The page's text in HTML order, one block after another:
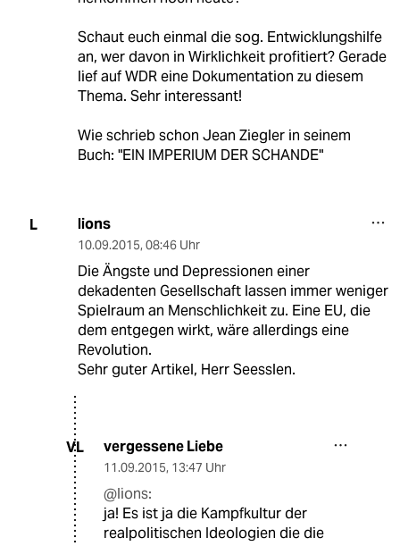
Schaut euch einmal die sog. Entwicklungshilfe
an, wer davon in Wirklichkeit profitiert? Gerade
lief auf WDR eine Dokumentation zu diesem
Thema. Sehr interessant!
Wie schrieb schon Jean Ziegler in seinem
Buch: "EIN IMPERIUM DER SCHANDE"
L lions
10.09.2015, 08:46 Uhr
Die Ängste und Depressionen einer
dekadenten Gesellschaft lassen immer weniger
Spielraum an Menschlichkeit zu. Eine EU, die
dem entgegen wirkt, wäre allerdings eine
Revolution.
Sehr guter Artikel, Herr Seesslen.
VL vergessene Liebe
11.09.2015, 13:47 Uhr
@lions:
ja! Es ist ja die Kampfkultur der
realpolitischen Ideologien die die